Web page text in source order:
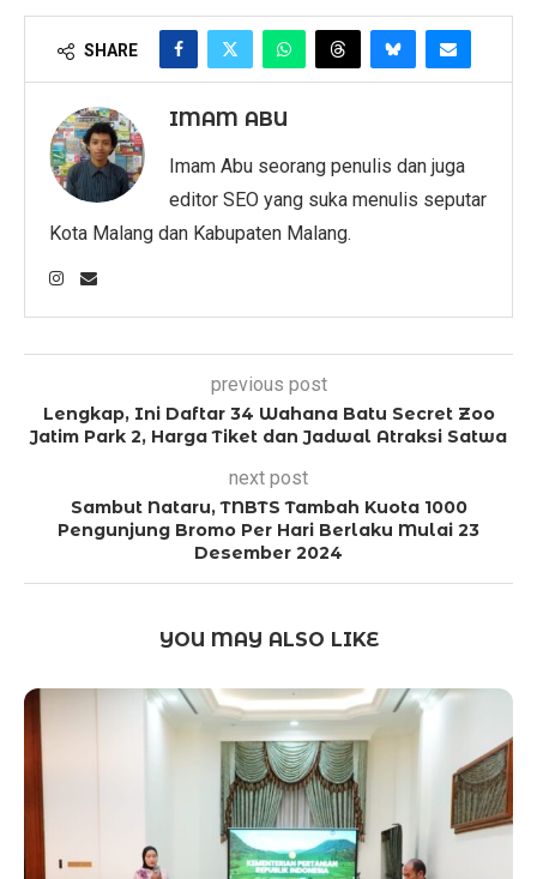
SHARE
IMAM ABU
Imam Abu seorang penulis dan juga
editor SEO yang suka menulis seputar
Kota Malang dan Kabupaten Malang.
previous post
Lengkap, Ini Daftar 34 Wahana Batu Secret Zoo
Jatim Park 2, Harga Tiket dan Jadwal Atraksi Satwa
next post
Sambut Nataru, TNBTS Tambah Kuota 1000
Pengunjung Bromo Per Hari Berlaku Mulai 23
Desember 2024
YOU MAY ALSO LIKE